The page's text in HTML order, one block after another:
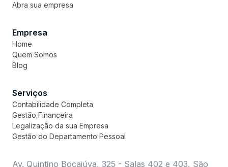
Abra sua empresa
Empresa
Home
Quem Somos
Blog
Serviços
Contabilidade Completa
Gestão Financeira
Legalização da sua Empresa
Gestão do Departamento Pessoal
Av. Quintino Bocaiúva, 325 - Salas 402 e 403, São